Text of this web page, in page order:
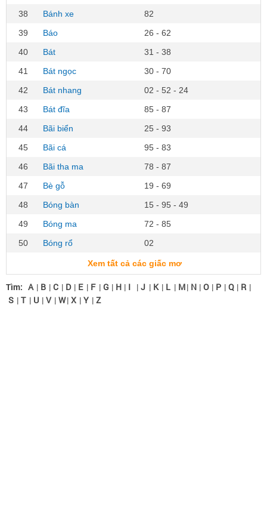
38
Bánh xe
82
39
Báo
26 - 62
40
Bát
31 - 38
41
Bát ngọc
30 - 70
42
Bát nhang
02 - 52 - 24
43
Bát đĩa
85 - 87
44
Bãi biển
25 - 93
45
Bãi cá
95 - 83
46
Bãi tha ma
78 - 87
47
Bè gỗ
19 - 69
48
Bóng bàn
15 - 95 - 49
49
Bóng ma
72 - 85
50
Bóng rổ 02
Xem tất cả các giấc mơ
Tìm: A | B | C | D | E | F | G | H | I | J | K | L | M| N | O | P | Q | R |
S | T | U | V | W| X | Y | Z